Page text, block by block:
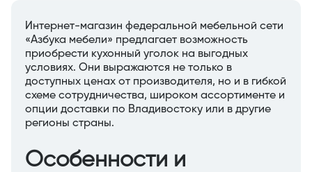
Интернет-магазин федеральной мебельной сети
«Азбука мебели» предлагает возможность
приобрести кухонный уголок на выгодных
условиях. Они выражаются не только в
доступных ценах от производителя, но и в гибкой
схеме сотрудничества, широком ассортименте и
опции доставки по Владивостоку или в другие
регионы страны.
Особенности и